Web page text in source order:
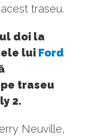
traseu.
doi la
lui Ford
traseu
2.
Neuville,